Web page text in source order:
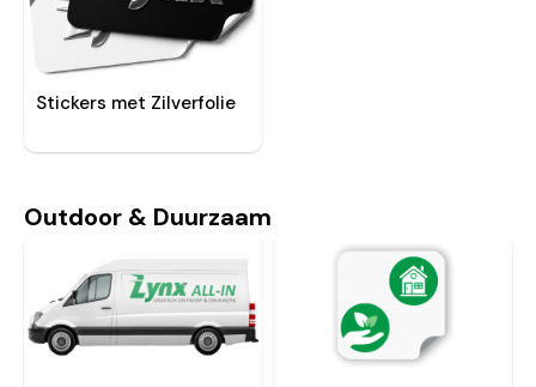
Stickers met Zilverfolie
Outdoor & Duurzaam